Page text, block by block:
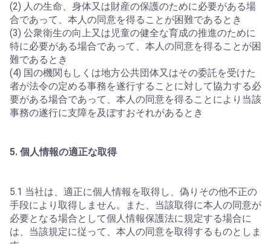
(2) 人の生命、身体又は財産の保護のために必要がある場
合であって、本人の同意を得ることが困難であるとき
(3) 公衆衛生の向上又は児童の健全な育成の推進のために
特に必要がある場合であって、本人の同意を得ることが困
難であるとき
(4) 国の機関もしくは地方公共団体又はその委託を受けた
者が法令の定める事務を遂行することに対して協力する必
要がある場合であって、本人の同意を得ることにより当該
事務の遂行に支障を及ぼすおそれがあるとき
5. 個人情報の適正な取得
5.1 当社は、適正に個人情報を取得し、偽りその他不正の
手段により取得しません。また、当該取得に本人の同意が
必要となる場合として個人情報保護法に規定する場合に
は、当該規定に従って、本人の同意を取得するものとしま